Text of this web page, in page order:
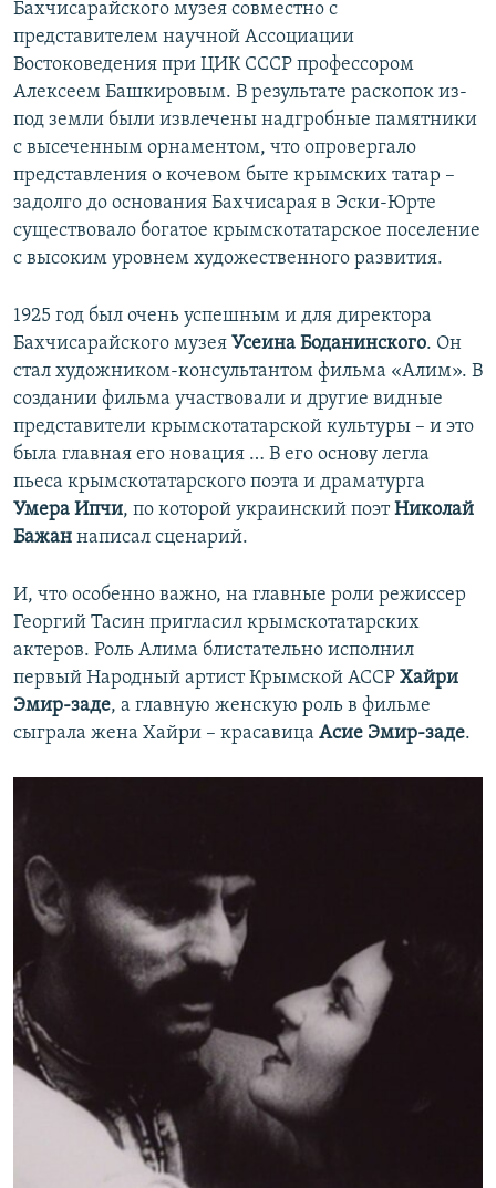
Бахчисарайского музея совместно с
представителем научной Ассоциации
Востоковедения при ЦИК СССР профессором
Алексеем Башкировым. В результате раскопок из-
под земли были извлечены надгробные памятники
с высеченным орнаментом, что опровергало
представления о кочевом быте крымских татар –
задолго до основания Бахчисарая в Эски-Юрте
существовало богатое крымскотатарское поселение
с высоким уровнем художественного развития.
1925 год был очень успешным и для директора
Бахчисарайского музея Усеина Боданинского. Он
стал художником-консультантом фильма «Алим». В
создании фильма участвовали и другие видные
представители крымскотатарской культуры – и это
была главная его новация … В его основу легла
пьеса крымскотатарского поэта и драматурга
Умера Ипчи, по которой украинский поэтНиколай
Бажан написал сценарий.
И, что особенно важно, на главные роли режиссер
Георгий Тасин пригласил крымскотатарских
актеров. Роль Алима блистательно исполнил
первый Народный артист Крымской АССР Хайри
Эмир-заде, а главную женскую роль в фильме
сыграла жена Хайри – красавица Асие Эмир-заде.